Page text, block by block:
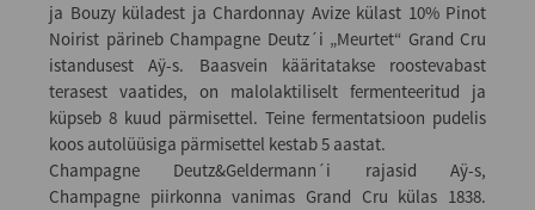
ja Bouzy küladest ja Chardonnay Avize külast 10% Pinot
Noirist pärineb Champagne Deutz´i „Meurtet“ Grand Cru
istandusest Aÿ-s. Baasvein kääritatakse roostevabast
terasest vaatides, on malolaktiliselt fermenteeritud ja
küpseb 8 kuud pärmisettel. Teine fermentatsioon pudelis
koos autolüüsiga pärmisettel kestab 5 aastat.
Champagne Deutz&Geldermann´i rajasid Aÿ-s,
Champagne piirkonna vanimas Grand Cru külas 1838.